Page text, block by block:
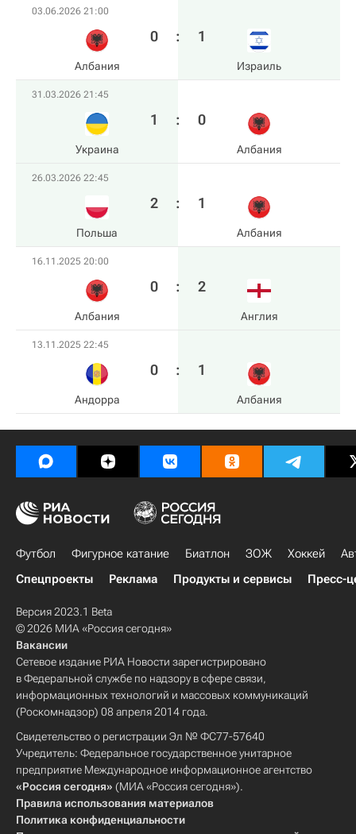
03.06.2026 21:00
Албания
0 : 1
Израиль
31.03.2026 21:45
Украина
1 : 0
Албания
26.03.2026 22:45
Польша
2 : 1
Албания
16.11.2025 20:00
Албания
0 : 2
Англия
13.11.2025 22:45
Андорра
0 : 1
Албания
Футбол Фигурное катание Биатлон ЗОЖ Хоккей
Спецпроекты
Реклама Продукты и сервисы Пресс-
Версия 2023.1 Beta
© 2026 МИА «Россия сегодня»
Вакансии
Сетевое издание РИА Новости зарегистрировано
в Федеральной службе по надзору в сфере связи,
информационных технологий и массовых коммуникаций
(Роскомнадзор) 08 апреля 2014 года.
Свидетельство о регистрации Эл № ФС77-57640
Учредитель: Федеральное государственное унитарное
предприятие Международное информационное агентство
«Россия сегодня» (МИА «Россия сегодня»).
Правила использования материалов
Политика конфиденциальности